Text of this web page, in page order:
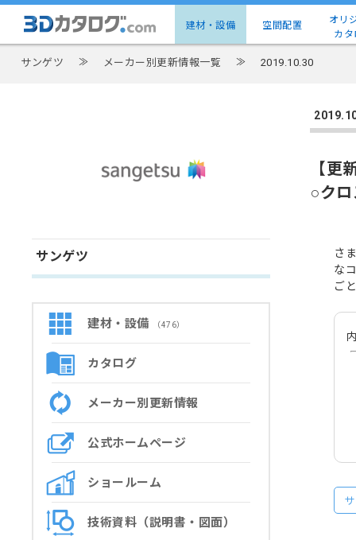
建材・設備 空間配置
オリ
カタ
サンゲツ ≫ メーカー別更新情報一覧 ≫ 2019.10.30
サンゲツ
建材・設備 （476）
カタログ
メーカー別更新情報
公式ホームページ
ショールーム
技術資料（説明書・図面）
【更
○ク
さ
な
ご